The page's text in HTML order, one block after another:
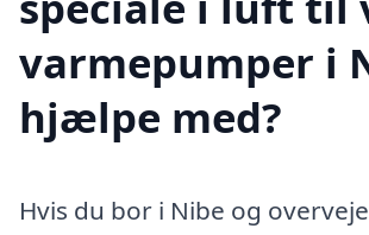
varmepumper i
hjælpe med?
Hvis du bor i Nibe og